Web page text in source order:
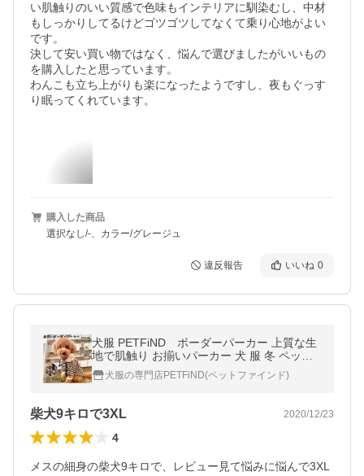
い肌触りのいい質感で色味もインテリアに馴染むし、中材
もしっかりしてるけどゴツゴツしてなくて乗り心地がよい
です。
決して安い買い物ではなく、悩んで選びましたがいいもの
を購入したと思っています。
わんこも立ち上がりも楽になったようですし、夜もぐっす
購入した商品
選択なし/-、カラー/グレージュ
違反報告 いいね 0
犬服 PETFiND ボーダーパーカー 上質な生
地で肌触り お揃いパーカー 犬 服 冬 ペット
服 ドッグウェア ワンちゃん用
犬服の専門店PETFiND(ペットファインド)
柴犬9キロで3XL 2020/12/23
4
メスの細身の柴犬9キロで、レビュー見て悩みに悩んで3XL